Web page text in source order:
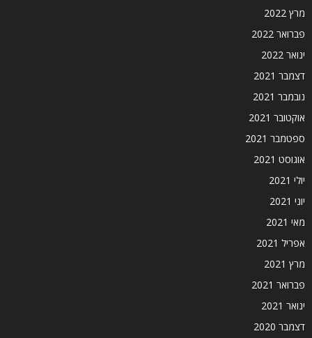
מרץ 2022
פברואר 2022
ינואר 2022
דצמבר 2021
נובמבר 2021
אוקטובר 2021
ספטמבר 2021
אוגוסט 2021
יולי 2021
יוני 2021
מאי 2021
אפריל 2021
מרץ 2021
פברואר 2021
ינואר 2021
דצמבר 2020